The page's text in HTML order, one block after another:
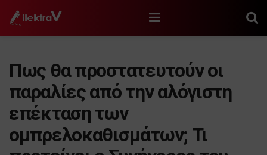
Πως θα προστατευτούν οι
παραλίες από την αλόγιστη
επέκταση των
ομπρελοκαθισμάτων; Τι